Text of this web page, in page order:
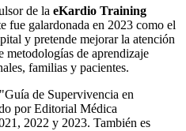
de la eKardio Training
fue galardonada en 2023 como el
y pretende mejorar la atención
metodologías de aprendizaje
familias y pacientes.
de Supervivencia en
por Editorial Médica
2022 y 2023. También es